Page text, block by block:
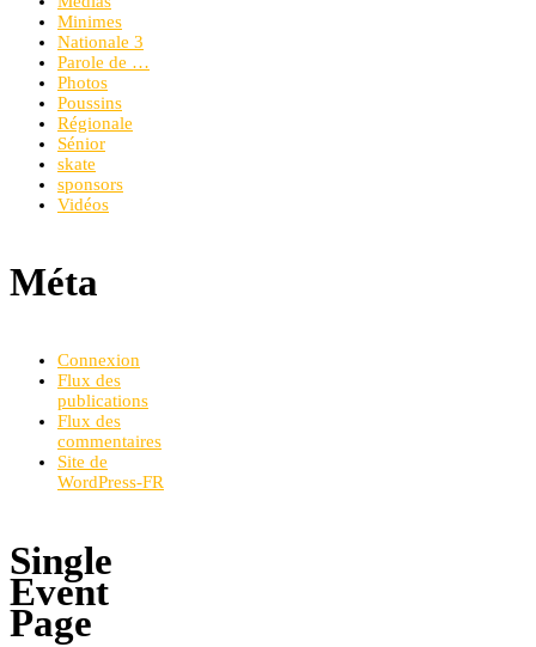
Minimes
Nationale 3
Parole de …
Photos
Poussins
Régionale
Sénior
skate
sponsors
Vidéos
Méta
Connexion
Flux des
publications
Flux des
commentaires
Site de
WordPress-FR
Single
Event
Page